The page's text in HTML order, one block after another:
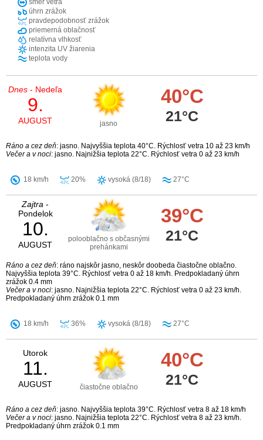
smer vetra
úhrn zrážok
pravdepodobnosť zrážok
priemerná oblačnosť
relatívna vlhkosť
intenzita UV žiarenia
teplota vody
Dnes - Nedeľa
9.
AUGUST jasno
40°C
21°C
Ráno a cez deň: jasno. Najvyššia teplota 40°C. Rýchlosť vetra 10 až 23 km/h
Večer a v noci: jasno. Najnižšia teplota 22°C. Rýchlosť vetra 0 až 23 km/h
18 km/h 20% vysoká (8/18) 27°C
Zajtra -
Pondelok
10.
AUGUST
polooblačno s občasnými
prehánkami
39°C
21°C
Ráno a cez deň: ráno najskôr jasno, neskôr doobeda čiastočne oblačno.
Najvyššia teplota 39°C. Rýchlosť vetra 0 až 18 km/h. Predpokladaný úhrn
zrážok 0.4 mm
Večer a v noci: jasno. Najnižšia teplota 22°C. Rýchlosť vetra 0 až 23 km/h.
Predpokladaný úhrn zrážok 0.1 mm
18 km/h 36% vysoká (8/18) 27°C
Utorok
11.
AUGUST čiastočne oblačno
40°C
21°C
Ráno a cez deň: jasno. Najvyššia teplota 39°C. Rýchlosť vetra 8 až 18 km/h
Večer a v noci: jasno. Najnižšia teplota 22°C. Rýchlosť vetra 8 až 23 km/h.
Predpokladaný úhrn zrážok 0.1 mm